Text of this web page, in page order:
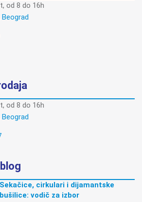
od 8 do 16h
Beograd
od 8 do 16h
Beograd
Sekačice, cirkulari i dijamantske
bušilice: vodič za izbor